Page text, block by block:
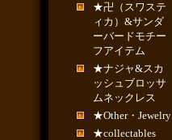
★卍（スワステ
ィカ）&サンダ
ーバードモチー
フアイテム
★ナジャ&スカ
ッシュブロッサ
ムネックレス
★Other・Jewelry
★collectables